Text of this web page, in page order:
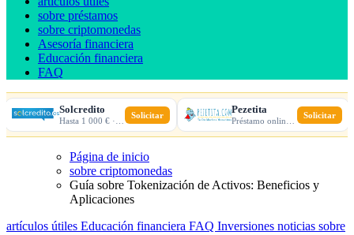
sobre préstamos
sobre criptomonedas
Asesoría financiera
Educación financiera
FAQ
Solcredito Solicitar Pezetita Solicitar
Página de inicio
sobre criptomonedas
Guía sobre Tokenización de Activos: Beneficios y
Aplicaciones
artículos útiles Educación financiera FAQ Inversiones noticias sobre